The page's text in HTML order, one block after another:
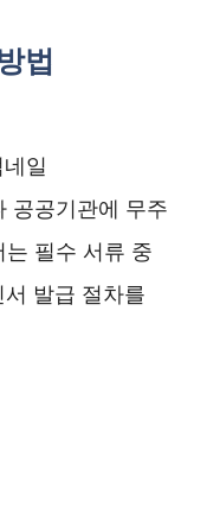
법
공공기관에 무주
필수 서류 중
발급 절차를